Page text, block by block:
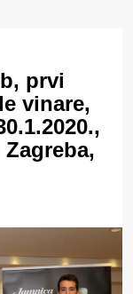
prvi
vinare,